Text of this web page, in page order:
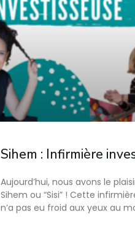
Sihem : Infirmière
Aujourd’hui, nous avons le
Sihem ou “Sisi” ! Cette
n’a pas eu froid aux yeux au